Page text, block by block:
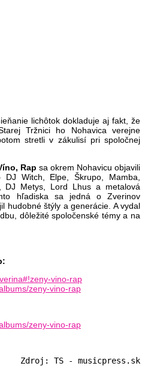
lichôtok dokladuje aj fakt, že
Tržnici ho Nohavica verejne
stretli v zákulisí pri spoločnej
Rap sa okrem Nohavicu objavili
Witch, Elpe, Škrupo, Mamba,
DJ Metys, Lord Lhus a metalová
hľadiska sa jedná o Zverinov
hudobné štýly a generácie. A vydal
dôležité spoločenské témy a na
vino-rap
zeny-vino-rap
zeny-vino-rap
Zdroj: TS - musicpress.sk